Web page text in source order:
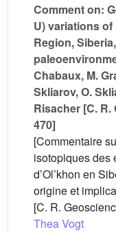
Comment on:
U) variations of
Region,
Chabaux, M.
Skliarov, O.
Risacher [C. R.
470]
[Commentaire
isotopiques des
d’Ol’khon en
origine et
[C. R.
Thea Vogt